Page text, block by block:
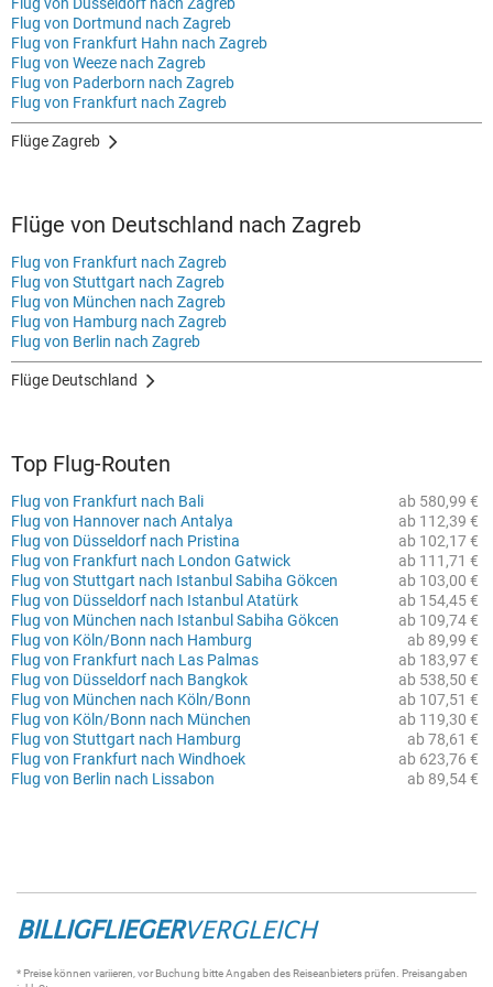
Flug von Dortmund nach Zagreb
Flug von Frankfurt Hahn nach Zagreb
Flug von Weeze nach Zagreb
Flug von Paderborn nach Zagreb
Flug von Frankfurt nach Zagreb
Flüge Zagreb
Flüge von Deutschland nach Zagreb
Flug von Frankfurt nach Zagreb
Flug von Stuttgart nach Zagreb
Flug von München nach Zagreb
Flug von Hamburg nach Zagreb
Flug von Berlin nach Zagreb
Flüge Deutschland
Top Flug-Routen
ab 580,99 €
Flug von Frankfurt nach Bali
ab 112,39 €
Flug von Hannover nach Antalya
ab 102,17 €
Flug von Düsseldorf nach Pristina
ab 111,71 €
Flug von Frankfurt nach London Gatwick
ab 103,00 €
Flug von Stuttgart nach Istanbul Sabiha Gökcen
ab 154,45 €
Flug von Düsseldorf nach Istanbul Atatürk
ab 109,74 €
Flug von München nach Istanbul Sabiha Gökcen
ab 89,99 €
Flug von Köln/Bonn nach Hamburg
ab 183,97 €
Flug von Frankfurt nach Las Palmas
ab 538,50 €
Flug von Düsseldorf nach Bangkok
ab 107,51 €
Flug von München nach Köln/Bonn
ab 119,30 €
Flug von Köln/Bonn nach München
ab 78,61 €
Flug von Stuttgart nach Hamburg
ab 623,76 €
Flug von Frankfurt nach Windhoek
ab 89,54 €
Flug von Berlin nach Lissabon
BILLIGFLIEGERVERGLEICH
* Preise können variieren, vor Buchung bitte Angaben des Reiseanbieters prüfen. Preisangaben